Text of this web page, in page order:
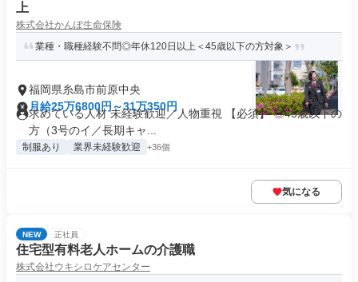
上
株式会社かんぽ生命保険
業種・職種経験不問◎年休120日以上＜45歳以下の方対象＞
福岡県糸島市前原中央
月給25万6800円～31万350円
求めている人材 未経験歓迎／人物重視 【必須】 ◎45歳以下の
方（3号のイ／長期キャ...
制服あり 業界未経験歓迎 +36個
気になる
NEW 正社員
住宅型有料老人ホームの介護職
株式会社ウキシロケアセンター